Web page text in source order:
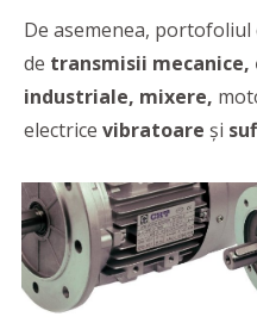
De asemenea,
de transmisii
industriale, mixere,
electrice vibratoare și